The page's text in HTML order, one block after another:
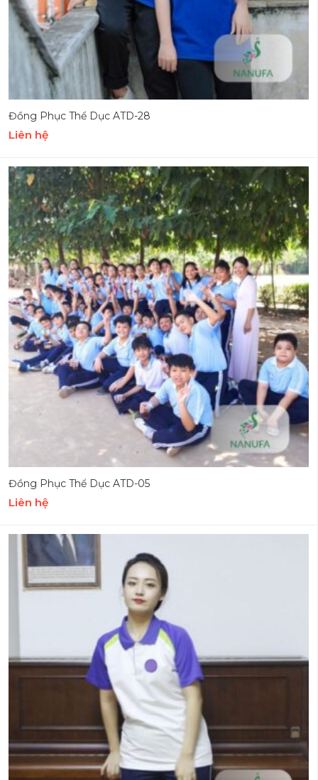
Đồng Phục Thể Dục ATD-28
Liên hệ
Đồng Phục Thể Dục ATD-05
Liên hệ